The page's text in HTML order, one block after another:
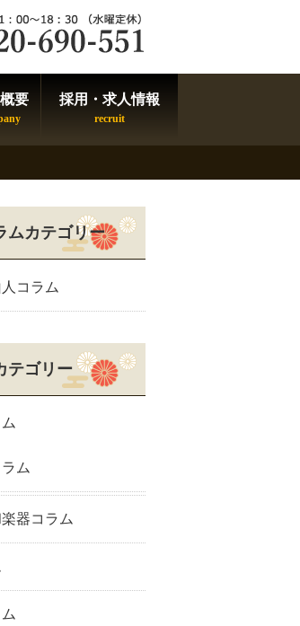
要 採用・求人情報
ムカテゴリー
コラム
テゴリー
ム
器コラム